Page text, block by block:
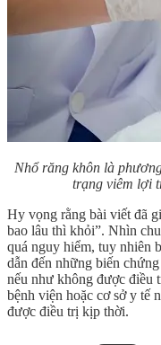
Nhổ răng khôn là
trạng viêm lợi
Hy vọng rằng bài viết đã
bao lâu thì khỏi”. Nhìn
quá nguy hiểm, tuy nhiên
dẫn đến những biến
nếu như không được điều
bệnh viện hoặc cơ sở y tế
được điều trị kịp thời.